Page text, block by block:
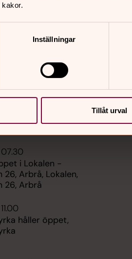
Inställningar
Tillåt urval
till lekparken med
Bollnäs
i Lokalen -
26, Arbrå, Lokalen,
26, Arbrå
håller öppet,